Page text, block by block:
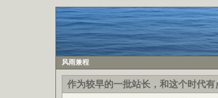
风雨兼程
作为较早的一批站长，和这个时代有